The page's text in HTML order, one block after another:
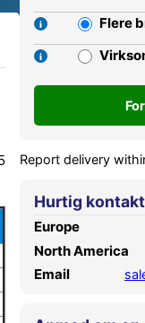
Flere
Report delivery
Hurtig kontakt
Europe
North America
Email